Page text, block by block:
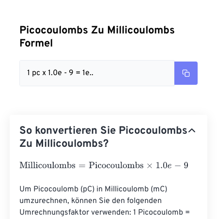
Picocoulombs Zu Millicoulombs
Formel
1 pc x 1.0e - 9 = 1e..
So konvertieren Sie Picocoulombs
Zu Millicoulombs?
Millicoulombs=Picocoulombs×1.0e-9
Um Picocoulomb (pC) in Millicoulomb (mC)
umzurechnen, können Sie den folgenden
Umrechnungsfaktor verwenden: 1 Picocoulomb =